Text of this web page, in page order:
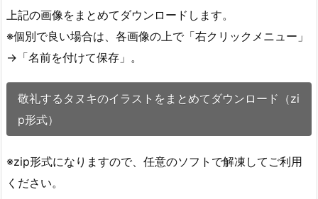
上記の画像をまとめてダウンロードします。
※個別で良い場合は、各画像の上で「右クリックメニュー」
→「名前を付けて保存」。
敬礼するタヌキのイラストをまとめてダウンロード（zi
p形式）
※zip形式になりますので、任意のソフトで解凍してご利用
ください。